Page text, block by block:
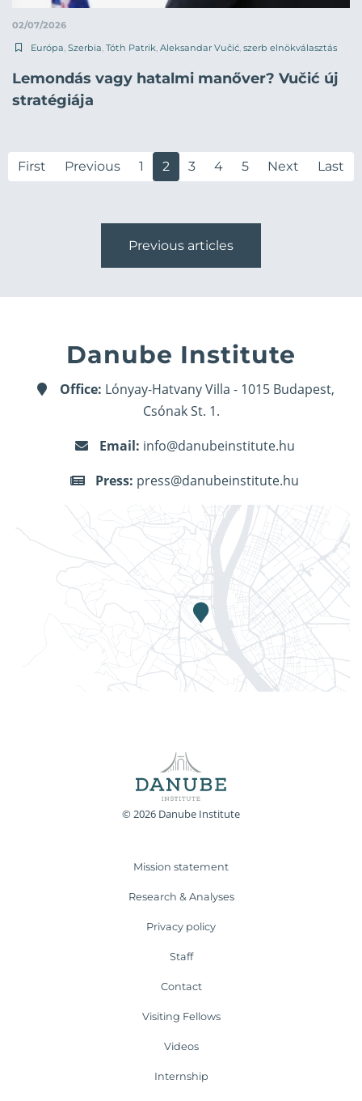
02/07/2026
Európa, Szerbia, Tóth Patrik, Aleksandar Vučić, szerb elnökválasztás
Lemondás vagy hatalmi manőver? Vučić új
stratégiája
First Previous 1 2 3 4 5 Next Last
Previous articles
Danube Institute
Office: Lónyay-Hatvany Villa - 1015 Budapest,
Csónak St. 1.
Email: info@danubeinstitute.hu
Press: press@danubeinstitute.hu
© 2026 Danube Institute
Mission statement
Research & Analyses
Privacy policy
Staff
Contact
Visiting Fellows
Videos
Internship